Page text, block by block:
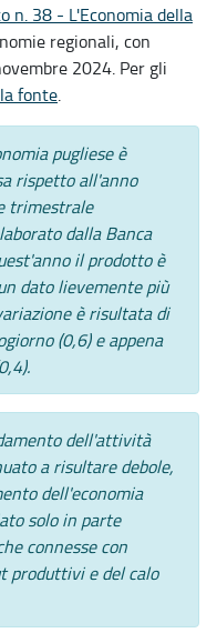
n. 38 - L'Economia della
regionali, con
2024. Per gli
fonte.
pugliese è
rispetto all'anno
trimestrale
dalla Banca
il prodotto è
dato lievemente più
è risultata di
(0,6) e appena
dell'attività
a risultare debole,
dell'economia
solo in parte
connesse con
produttivi e del calo